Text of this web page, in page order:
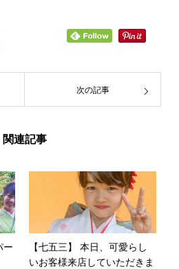
次の記事
関連記事
ー
【七五三】 本日、可愛らし
いお客様来店していただきま